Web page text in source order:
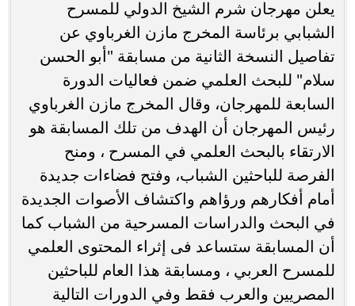
يعلن مهرجان شرم الشيخ الدولي للمسرح
الشبابي برئاسة المخرج مازن الغرباوي عن
تفاصيل النسخة الثانية من مسابقة "أبو الحسن
سلام" للبحث العلمي ضمن فعاليات الدورة
السابعة للمهرجان، وقال المخرج مازن الغرباوي
رئيس المهرجان أن الهدف من تلك المسابقة هو
الارتقاء بالبحث العلمي في المسرح ، ومنح
الفرصة للباحثين الشباب، وفتح فضاءات جديدة
أمام أفكارهم ورؤاهم واكتشاف الأصوات الجديدة
في البحث والدراسات المسرحية من الشباب كما
أن المسابقة ستساعد فى إثراء المحتوى العلمي
للمسرح العربي ، ومسابقة هذا العام للباحثين
المصريين والعرب فقط وفي الدورات التالية